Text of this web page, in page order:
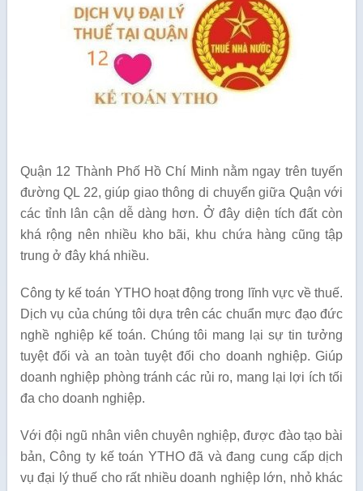
Quận 12 Thành Phố Hồ Chí Minh nằm ngay trên tuyến
đường QL 22, giúp giao thông di chuyển giữa Quận với
các tỉnh lân cận dễ dàng hơn. Ở đây diện tích đất còn
khá rộng nên nhiều kho bãi, khu chứa hàng cũng tập
trung ở đây khá nhiều.
Công ty kế toán YTHO hoạt động trong lĩnh vực về thuế.
Dịch vụ của chúng tôi dựa trên các chuẩn mực đạo đức
nghề nghiệp kế toán. Chúng tôi mang lại sự tin tưởng
tuyệt đối và an toàn tuyệt đối cho doanh nghiệp. Giúp
doanh nghiệp phòng tránh các rủi ro, mang lại lợi ích tối
đa cho doanh nghiệp.
Với đội ngũ nhân viên chuyên nghiệp, được đào tạo bài
bản, Công ty kế toán YTHO đã và đang cung cấp dịch
vụ đại lý thuế cho rất nhiều doanh nghiệp lớn, nhỏ khác